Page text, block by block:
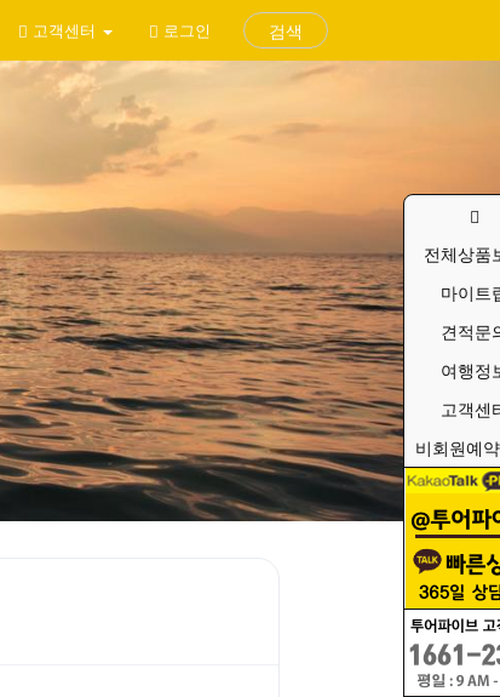
고객센터 로그인 검색
전체상품
마이트
견적문
여행정
고객센
비회원예